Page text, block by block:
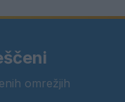
omrežjih